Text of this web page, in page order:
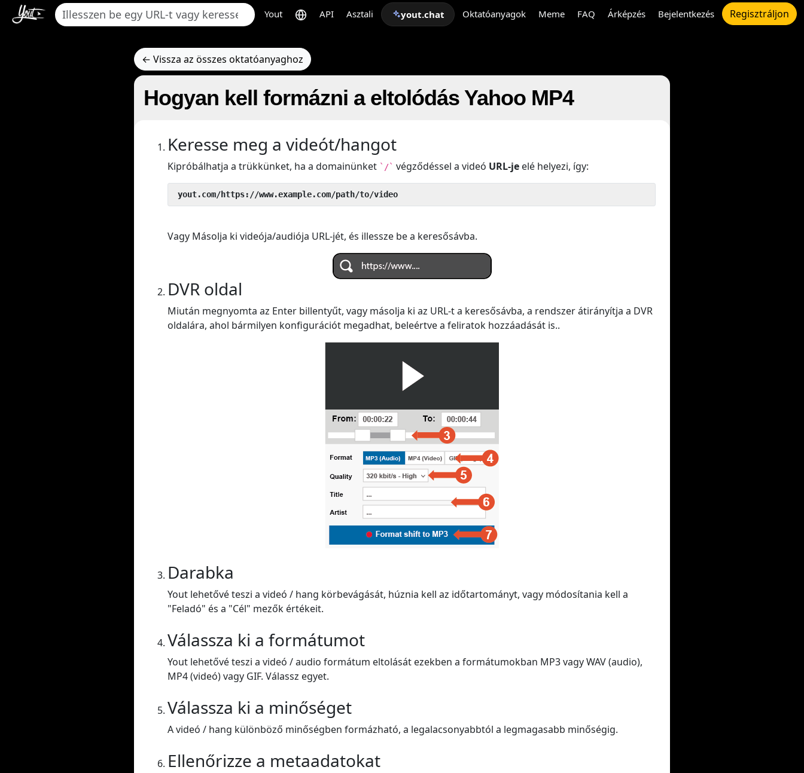
Yout API Asztali yout.chat Oktatóanyagok Meme FAQ Árképzés Bejelentkezés Regisztráljon
← Vissza az összes oktatóanyaghoz
Hogyan kell formázni a eltolódás Yahoo MP4
Keresse meg a videót/hangot
Kipróbálhatja a trükkünket, ha a domainünket `/` végződéssel a videó URL-je elé helyezi, így:
yout.com/https://www.example.com/path/to/video
Vagy Másolja ki videója/audiója URL-jét, és illessze be a keresősávba.
DVR oldal
Miután megnyomta az Enter billentyűt, vagy másolja ki az URL-t a keresősávba, a rendszer átirányítja a DVR
oldalára, ahol bármilyen konfigurációt megadhat, beleértve a feliratok hozzáadását is..
Darabka
Yout lehetővé teszi a videó / hang körbevágását, húznia kell az időtartományt, vagy módosítania kell a
"Feladó" és a "Cél" mezők értékeit.
Válassza ki a formátumot
Yout lehetővé teszi a videó / audio formátum eltolását ezekben a formátumokban MP3 vagy WAV (audio),
MP4 (videó) vagy GIF. Válassz egyet.
Válassza ki a minőséget
A videó / hang különböző minőségben formázható, a legalacsonyabbtól a legmagasabb minőségig.
Ellenőrizze a metaadatokat